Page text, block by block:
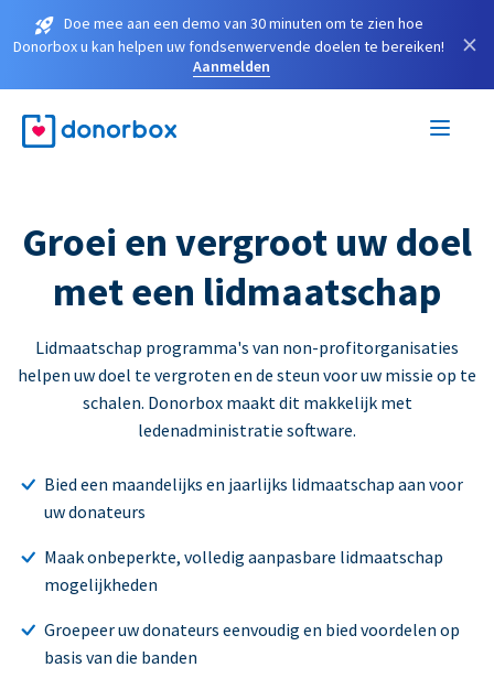
Doe mee aan een demo van 30 minuten om te zien hoe
Donorbox u kan helpen uw fondsenwervende doelen te bereiken!
Aanmelden
×
Groei en vergroot uw doel
met een lidmaatschap
Lidmaatschap programma's van non-profitorganisaties
helpen uw doel te vergroten en de steun voor uw missie op te
schalen. Donorbox maakt dit makkelijk met
ledenadministratie software.
Bied een maandelijks en jaarlijks lidmaatschap aan voor
uw donateurs
Maak onbeperkte, volledig aanpasbare lidmaatschap
mogelijkheden
Groepeer uw donateurs eenvoudig en bied voordelen op
basis van die banden